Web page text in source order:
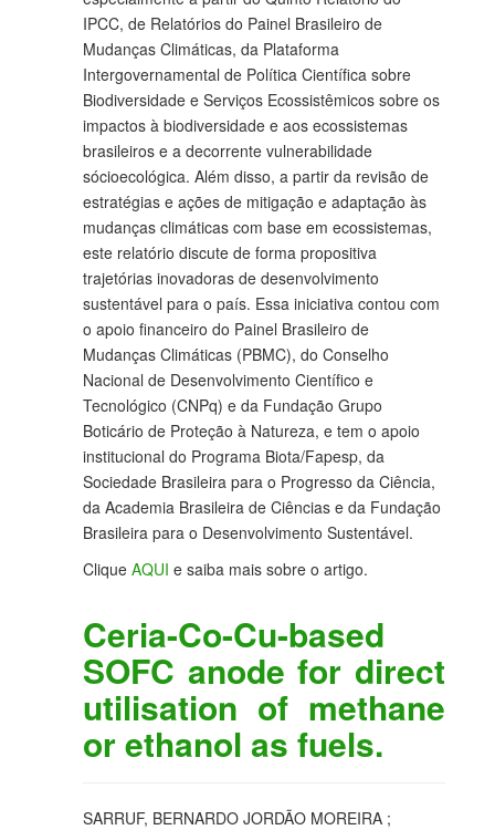
IPCC, de Relatórios do Painel Brasileiro de
Mudanças Climáticas, da Plataforma
Intergovernamental de Política Científica sobre
Biodiversidade e Serviços Ecossistêmicos sobre os
impactos à biodiversidade e aos ecossistemas
brasileiros e a decorrente vulnerabilidade
sócioecológica. Além disso, a partir da revisão de
estratégias e ações de mitigação e adaptação às
mudanças climáticas com base em ecossistemas,
este relatório discute de forma propositiva
trajetórias inovadoras de desenvolvimento
sustentável para o país. Essa iniciativa contou com
o apoio financeiro do Painel Brasileiro de
Mudanças Climáticas (PBMC), do Conselho
Nacional de Desenvolvimento Científico e
Tecnológico (CNPq) e da Fundação Grupo
Boticário de Proteção à Natureza, e tem o apoio
institucional do Programa Biota/Fapesp, da
Sociedade Brasileira para o Progresso da Ciência,
da Academia Brasileira de Ciências e da Fundação
Brasileira para o Desenvolvimento Sustentável.
Clique AQUI e saiba mais sobre o artigo.
Ceria-Co-Cu-based
SOFC anode for direct
utilisation of methane
or ethanol as fuels.
SARRUF, BERNARDO JORDÃO MOREIRA ;